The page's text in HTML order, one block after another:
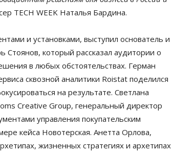
TECH WEEK Наталья Бардина.
и установками, выступил основатель и
Стоянов, который рассказал аудитории о
в любых обстоятельствах. Герман
сквозной аналитики Roistat поделился
на результате. Светлана
Creative Group, генеральный директор
управления покупательским
кейса Новотерская. Анетта Орлова,
жизненных стратегиях и архетипах